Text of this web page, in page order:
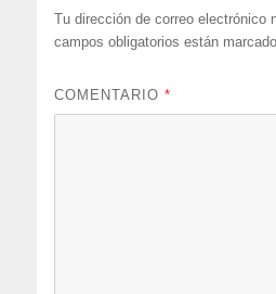
Tu dirección de correo electrónico
campos obligatorios están
COMENTARIO*